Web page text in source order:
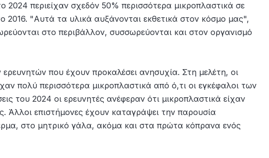
2024 περιείχαν σχεδόν 50% περισσότερα μικροπλαστικά σε
2016. "Αυτά τα υλικά αυξάνονται εκθετικά στον κόσμο μας",
στο περιβάλλον, συσσωρεύονται και στον οργανισμό
που έχουν προκαλέσει ανησυχία. Στη μελέτη, οι
πολύ περισσότερα μικροπλαστικά από ό,τι οι εγκέφαλοι των
του 2024 οι ερευνητές ανέφεραν ότι μικροπλαστικά είχαν
Άλλοι επιστήμονες έχουν καταγράψει την παρουσία
στο μητρικό γάλα, ακόμα και στα πρώτα κόπρανα ενός